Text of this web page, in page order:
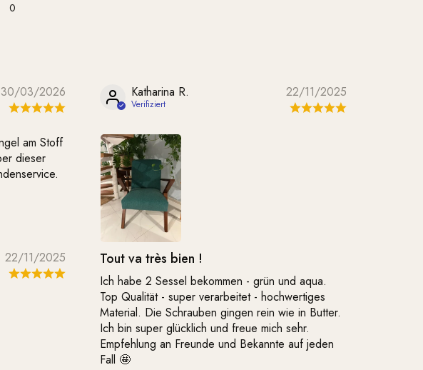
0
30/03/2026
am Stoff
dieser
22/11/2025
Katharina R.
Tout va très bien !
Ich habe 2 Sessel bekommen - grün und aqua.
Top Qualität - super verarbeitet - hochwertiges
Material. Die Schrauben gingen rein wie in Butter.
Ich bin super glücklich und freue mich sehr.
Empfehlung an Freunde und Bekannte auf jeden
Fall 🤩
22/11/2025